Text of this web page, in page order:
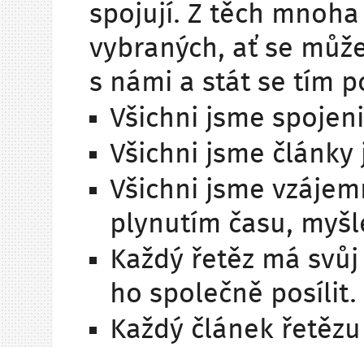
spojují. Z těch
vybraných, ať se
s námi a stát se tím
Všichni jsme
Všichni jsme
Všichni jsme
plynutím času,
Každý řetěz má
ho společně posílit.
Každý článek